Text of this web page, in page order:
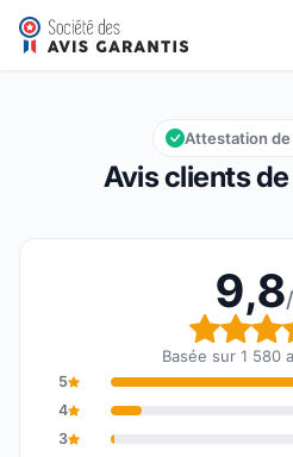
kidshow.fr
Note globale : 9,8 sur 10
9,8/10
Avis clients
Attestation
9,8
Note
Basée sur 1 580
5
4
3